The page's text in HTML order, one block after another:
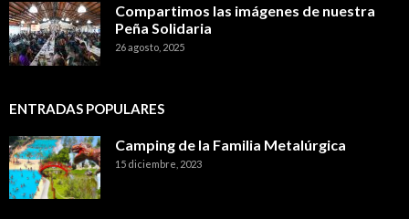
Compartimos las imágenes de nuestra
Peña Solidaria
26 agosto, 2025
ENTRADAS POPULARES
Camping de la Familia Metalúrgica
15 diciembre, 2023